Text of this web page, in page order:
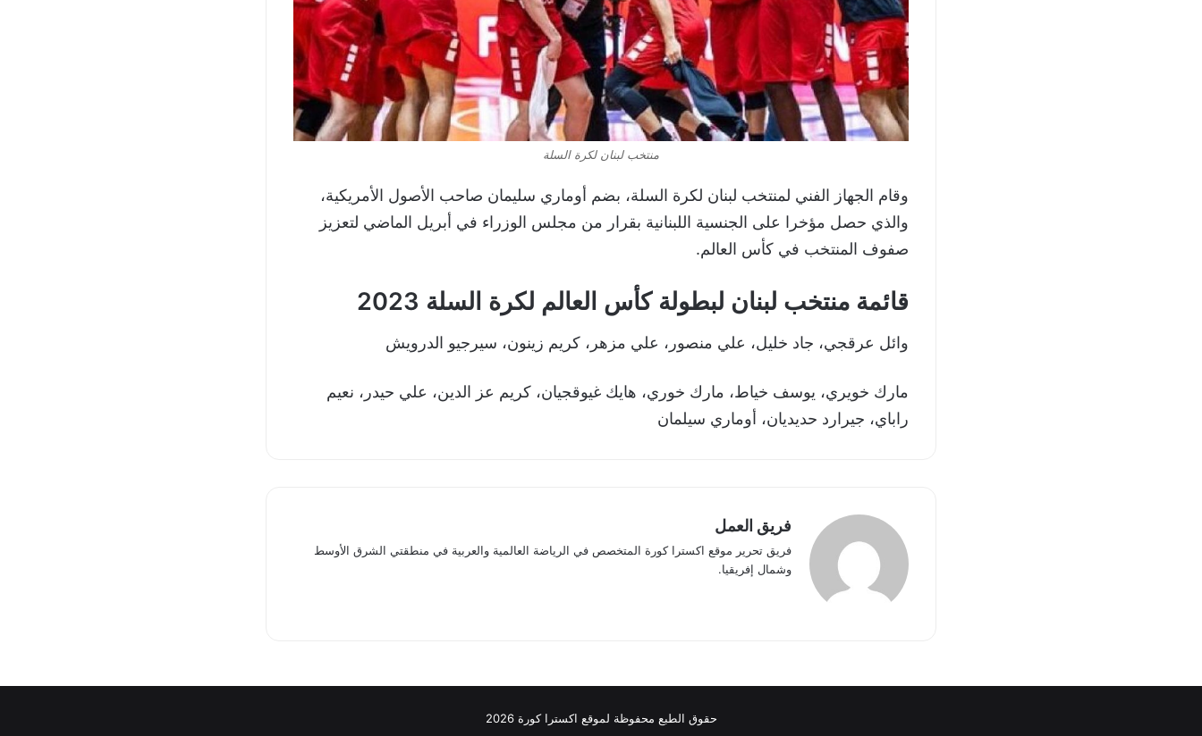
منتخب لبنان لكرة السلة
وقام الجهاز الفني لمنتخب لبنان لكرة السلة، بضم أوماري سليمان صاحب الأصول الأمريكية،
والذي حصل مؤخرا على الجنسية اللبنانية بقرار من مجلس الوزراء في أبريل الماضي لتعزيز
صفوف المنتخب في كأس العالم.
قائمة منتخب لبنان لبطولة كأس العالم لكرة السلة 2023
وائل عرقجي، جاد خليل، علي منصور، علي مزهر، كريم زينون، سيرجيو الدرويش
مارك خويري، يوسف خياط، مارك خوري، هايك غيوقجيان، كريم عز الدين، علي حيدر، نعيم
راباي، جيرارد حديديان، أوماري سيلمان
فريق العمل
فريق تحرير موقع اكسترا كورة المتخصص في الرياضة العالمية والعربية في منطقتي الشرق الأوسط
وشمال إفريقيا.
حقوق الطبع محفوظة لموقع اكسترا كورة 2026